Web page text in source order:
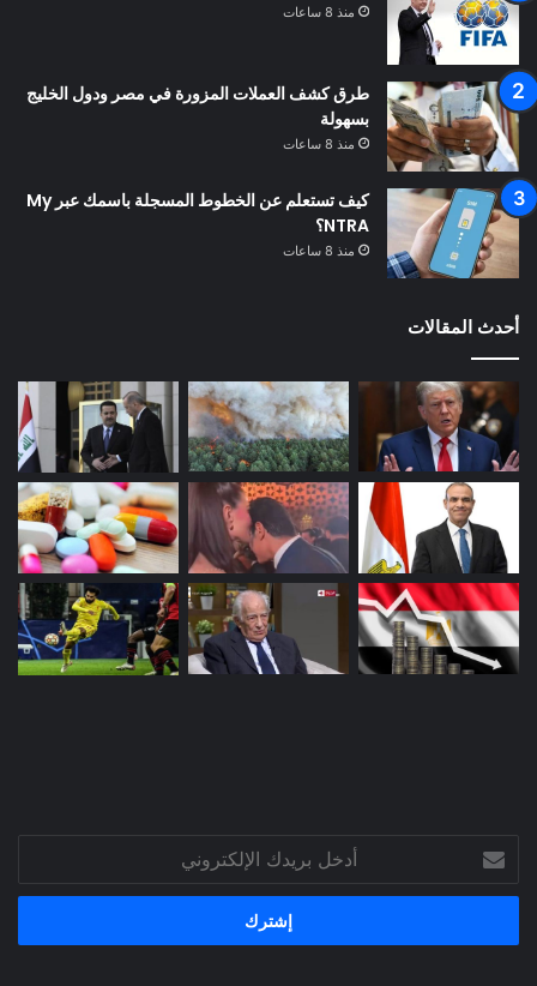
منذ 8 ساعات
طرق كشف العملات المزورة في مصر ودول الخليج
بسهولة
منذ 8 ساعات
كيف تستعلم عن الخطوط المسجلة باسمك عبر My
NTRA؟
منذ 8 ساعات
أحدث المقالات
بريدك
الإلكتروني